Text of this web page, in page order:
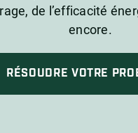
de l’efficacité
encore.
RÉSOUDRE VOTRE